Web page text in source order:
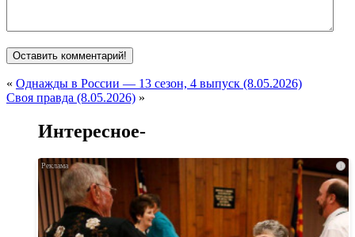
« Однажды в России — 13 сезон, 4 выпуск (8.05.2026)
Своя правда (8.05.2026) »
Интересное-
i